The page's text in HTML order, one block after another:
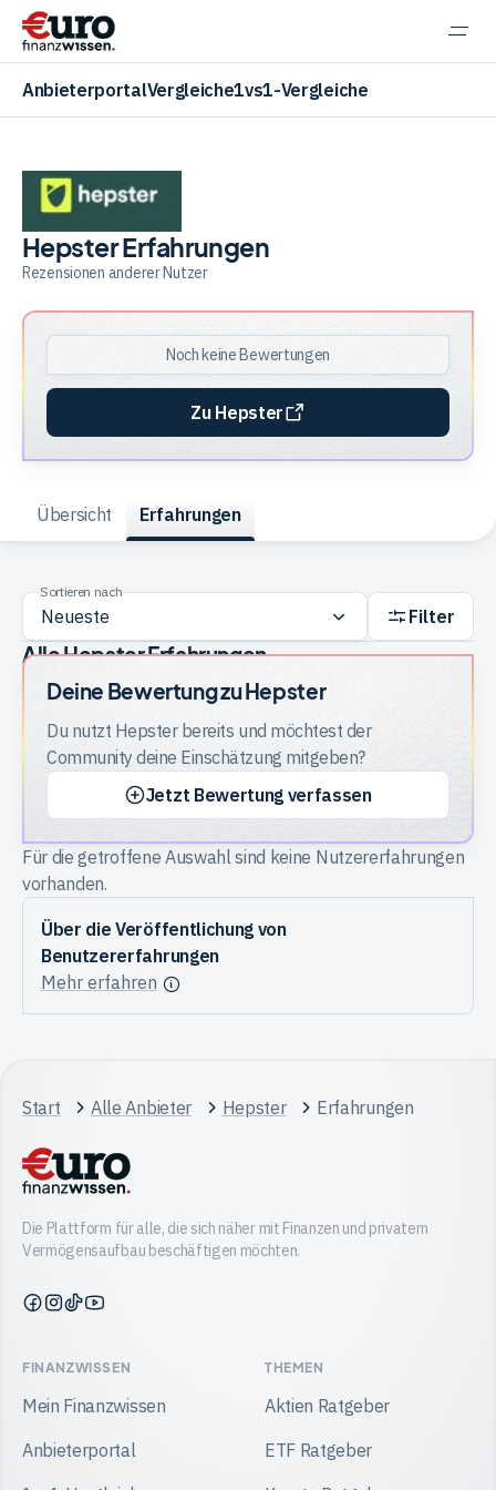
AnbieterportalVergleiche1vs1-Vergleiche
Aktien
ETF
Krypto
Banking
Trading
Rohstoffe
Finanzen
Anleihen
Hepster Erfahrungen
Rezensionen anderer Nutzer
Übersicht Erfahrungen
Noch keine Bewertungen
Zu Hepster
Sortieren nach
Filter
Alle Hepster Erfahrungen
Deine Bewertung zuHepster
Du nutzt Hepsterbereits und möchtest der
Community deine Einschätzung mitgeben?
Jetzt Bewertung verfassen
Für die getroffene Auswahl sind keine Nutzererfahrungen
vorhanden.
Über die Veröffentlichung von
Benutzererfahrungen
Mehr erfahren
Start Alle Anbieter Hepster Erfahrungen
Die Plattform für alle, die sich näher mit Finanzen und privatem
Vermögensaufbau beschäftigen möchten.
Finanzwissen
Facebook
Finanzwissen
Instagram
Finanzwissen
TikTok
Finanzwissen
YouTube
FINANZWISSEN
Mein Finanzwissen
Anbieterportal
THEMEN
Aktien Ratgeber
ETF Ratgeber